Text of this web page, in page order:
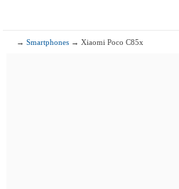
→Smartphones → Xiaomi Poco C85x